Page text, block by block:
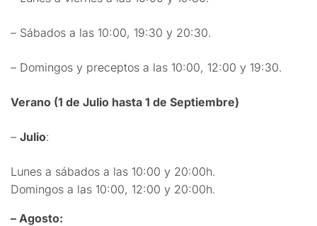
– Sábados a las 10:00, 19:30 y 20:30.
– Domingos y preceptos a las 10:00, 12:00 y 19:30.
Verano (1 de Julio hasta 1 de Septiembre)
– Julio:
Lunes a sábados a las 10:00 y 20:00h.
Domingos a las 10:00, 12:00 y 20:00h.
– Agosto: